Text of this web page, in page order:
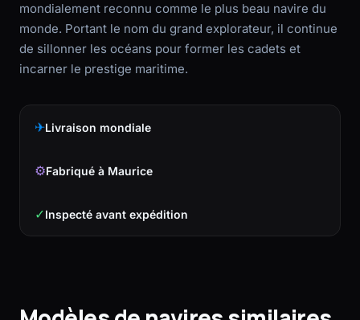
mondialement reconnu comme le plus beau navire du
monde. Portant le nom du grand explorateur, il continue
de sillonner les océans pour former les cadets et
incarner le prestige maritime.
✈Livraison mondiale
⚙Fabriqué à Maurice
✓Inspecté avant expédition